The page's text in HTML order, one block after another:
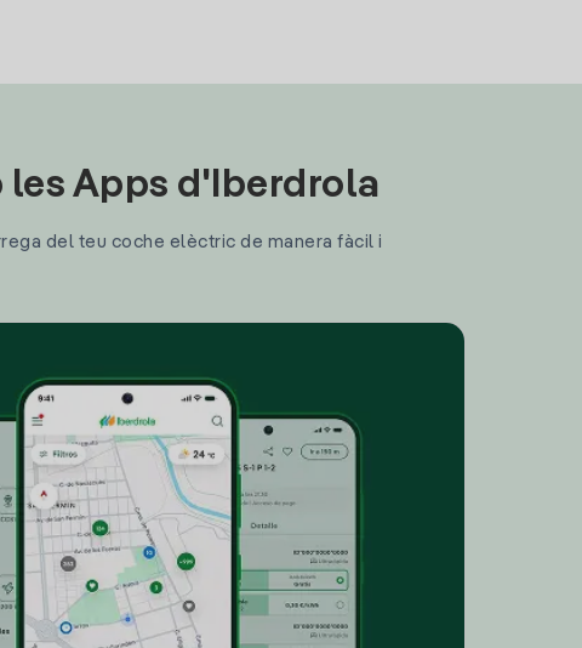
les Apps d'Iberdrola
del teu coche elèctric de manera fàcil i